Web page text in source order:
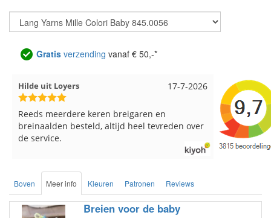
Gratis verzending vanaf € 50,-*
12-7-2026
Loes uit EMMELOORD
Snelle levering en keurig verpakt. Top.
Nell uit
Goed
Boven Meer info Kleuren Patronen Reviews
Breien voor de baby